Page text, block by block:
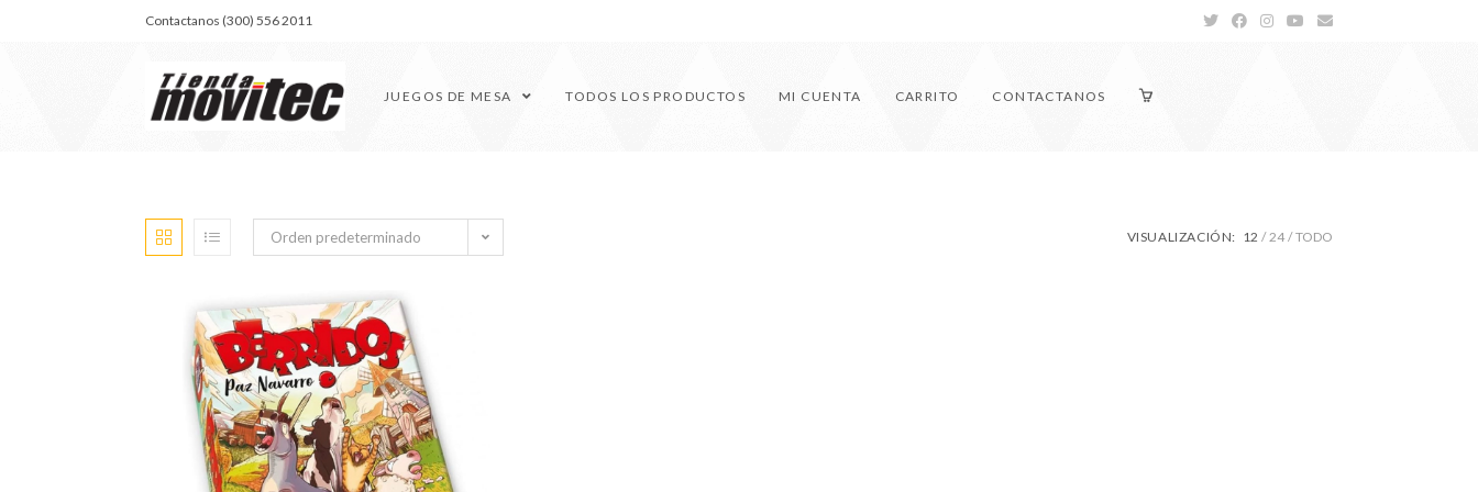
Contactanos (300) 556 2011
JUEGOS DE MESA TODOS LOS PRODUCTOS MI CUENTA CARRITO CONTACTANOS
Orden predeterminado VISUALIZACIÓN: 12 24 TODO